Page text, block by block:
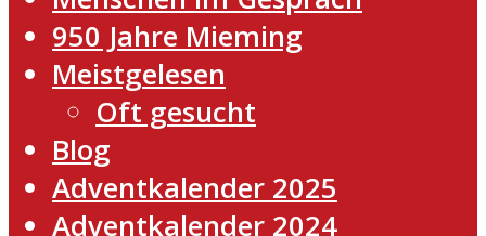
950 Jahre Mieming
Meistgelesen
Oft gesucht
Blog
Adventkalender 2025
Adventkalender 2024